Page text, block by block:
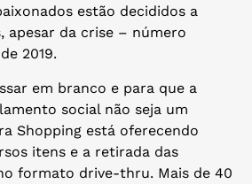
estão decididos a
apesar da crise – número
2019.
em branco e para que a
social não seja um
Shopping está oferecendo
itens e a retirada das
formato drive-thru. Mais de 40